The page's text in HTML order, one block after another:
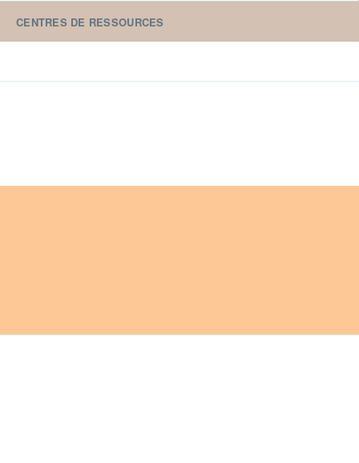
CENTRES DE RESSOURCES